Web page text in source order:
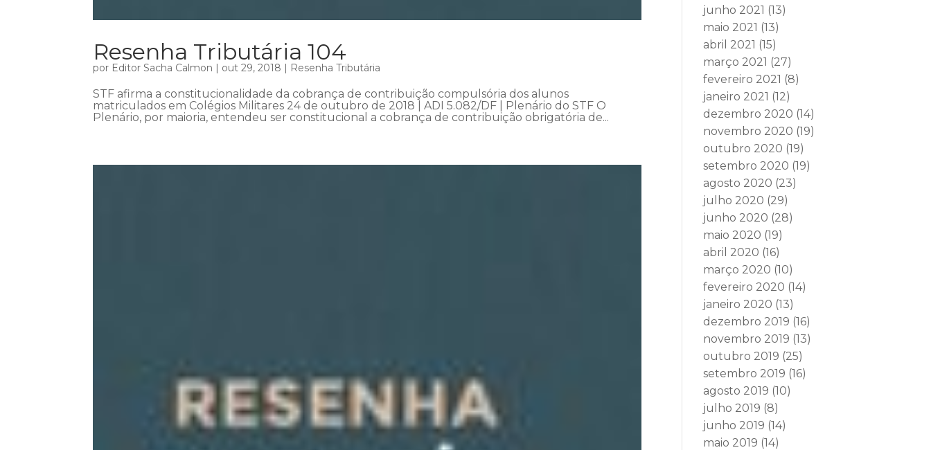
Resenha Tributária 104
por Editor Sacha Calmon | out 29, 2018 | Resenha Tributária
STF afirma a constitucionalidade da cobrança de contribuição compulsória dos alunos
matriculados em Colégios Militares 24 de outubro de 2018 | ADI 5.082/DF | Plenário do STF O
Plenário, por maioria, entendeu ser constitucional a cobrança de contribuição obrigatória de...
junho 2021 (13)
maio 2021 (13)
abril 2021 (15)
março 2021 (27)
fevereiro 2021 (8)
janeiro 2021 (12)
dezembro 2020 (14)
novembro 2020 (19)
outubro 2020 (19)
setembro 2020 (19)
agosto 2020 (23)
julho 2020 (29)
junho 2020 (28)
maio 2020 (19)
abril 2020 (16)
março 2020 (10)
fevereiro 2020 (14)
janeiro 2020 (13)
dezembro 2019 (16)
novembro 2019 (13)
outubro 2019 (25)
setembro 2019 (16)
agosto 2019 (10)
julho 2019 (8)
junho 2019 (14)
maio 2019 (14)